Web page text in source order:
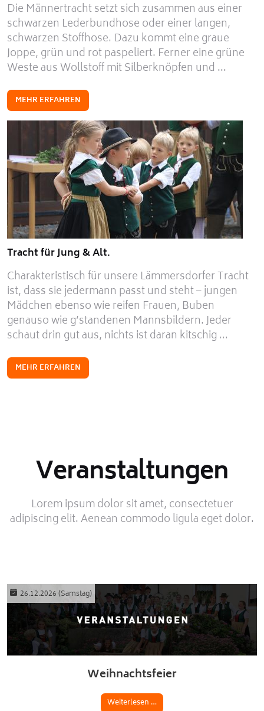
Die Männertracht setzt sich zusammen aus einer
schwarzen Lederbundhose oder einer langen,
schwarzen Stoffhose. Dazu kommt eine graue
Joppe, grün und rot paspeliert. Ferner eine grüne
Weste aus Wollstoff mit Silberknöpfen und ...
MEHR ERFAHREN
Tracht für Jung & Alt.
Charakteristisch für unsere Lämmersdorfer Tracht
ist, dass sie jedermann passt und steht – jungen
Mädchen ebenso wie reifen Frauen, Buben
genauso wie g’standenen Mannsbildern. Jeder
schaut drin gut aus, nichts ist daran kitschig ...
MEHR ERFAHREN
Veranstaltungen
Lorem ipsum dolor sit amet, consectetuer
adipiscing elit. Aenean commodo ligula eget dolor.
26.12.2026(Samstag)
Weihnachtsfeier
Weiterlesen …